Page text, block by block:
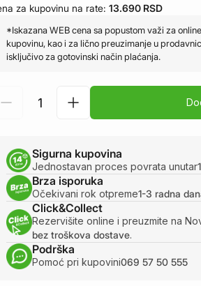
za kupovinu na rate: 13.690 RSD
*Iskazana WEB cena sa popustom važi za online
kupovinu, kao i za lično preuzimanje u
isključivo za gotovinski način plaćanja.
Sigurna kupovina
Jednostavan proces povrata unutar
Brza isporuka
Očekivani rok otpreme1-3 radna
Click&Collect
Rezervišite online i preuzmite na
bez troškova dostave.
Podrška
Pomoć pri kupovini069 57 50 555